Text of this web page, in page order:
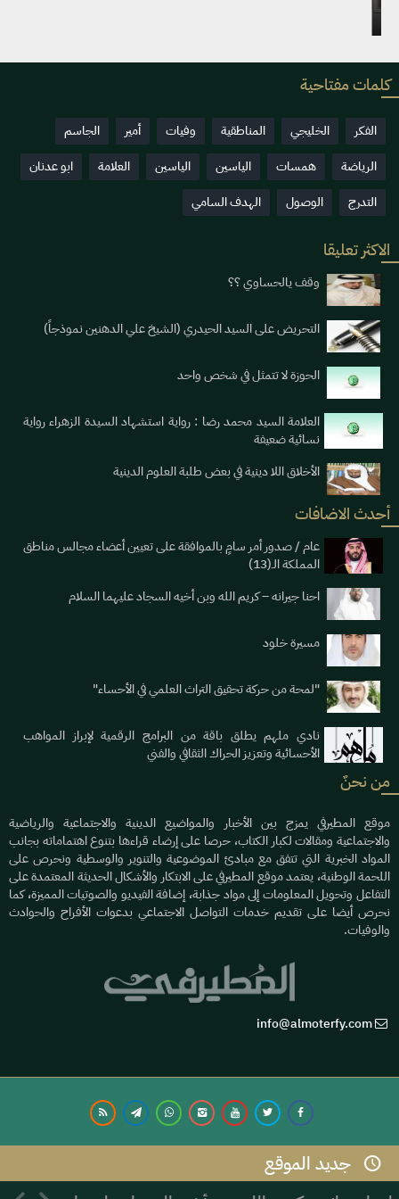
كلمات مفتاحية
الفكر الخليجي المناطقية وفيات أمير
الجاسم
الرياضة
همسات الياسين الياسين العلامة
ابو عدنان
التدرج
الوصول الهدف السامي
الاكثر تعليقا
وقف يالحساوي ؟؟
التحريض على السيد الحيدري (الشيخ علي الدهنين نموذجاً)
الحوزة لا تتمثل في شخص واحد
العلامة السيد محمد رضا : رواية استشهاد السيدة الزهراء رواية
نسائية ضعيفة
الأخلاق اللا دينية في بعض طلبة العلوم الدينية
أحدث الاضافات
عام / صدور أمر سامٍ بالموافقة على تعيين أعضاء مجالس مناطق
المملكة الـ(13)
احنا جيرانه – كريم الله وبن أخيه السجاد عليهما السلام
مسيرة خلود
"لمحة من حركة تحقيق التراث العلمي في الأحساء"
نادي ملهم يطلق باقة من البرامج الرقمية لإبراز المواهب
الأحسائية وتعزيز الحراك الثقافي والفني
من نحنٌ
موقع المطيرفي يمزج بين الأخبار والمواضيع الدينية والاجتماعية والرياضية
والاجتماعية ومقالات لكبار الكتاب، حرصا على إرضاء قراءها بتنوع اهتماماته بجانب
المواد الخبرية التي تتفق مع مبادئ الموضوعية والتنوير والوسطية ونحرص على
اللحمة الوطنية، يعتمد موقع المطيرفي على الابتكار والأشكال الحديثة المعتمدة على
التفاعل وتحويل المعلومات إلى مواد جذابة، إضافة الفيديو والصوتيات المميزة، كما
نحرص أيضا على تقديم خدمات التواصل الاجتماعي بدعوات الأفراح والحوادث
والوفيات.
info@almoterfy.com
© 2026 موقع المطيرفي | Development by
جديد الموقع